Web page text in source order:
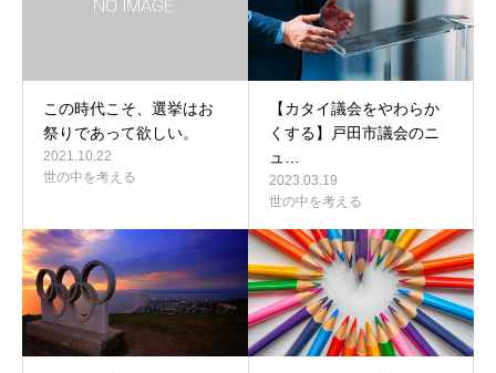
この時代こそ、選挙はお
祭りであって欲しい。
2021.10.22
世の中を考える
【カタイ議会をやわらか
くする】戸田市議会のニ
ュ…
2023.03.19
世の中を考える